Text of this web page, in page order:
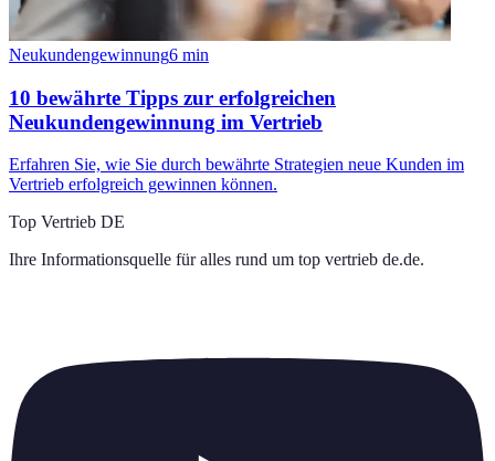
Neukundengewinnung6 min
10 bewährte Tipps zur erfolgreichen
Neukundengewinnung im Vertrieb
Erfahren Sie, wie Sie durch bewährte Strategien neue Kunden im
Vertrieb erfolgreich gewinnen können.
Top Vertrieb DE
Ihre Informationsquelle für alles rund um top vertrieb de.de.